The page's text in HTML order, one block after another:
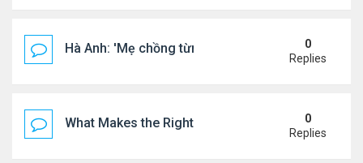
Hà Anh: 'Mẹ chồng từng ngạc nhiên vì tôi luôn trả
0
Replies
What Makes the Right Retail POS Matter?0
Replies